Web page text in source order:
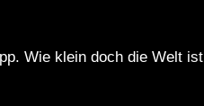
Wie klein doch die Welt ist